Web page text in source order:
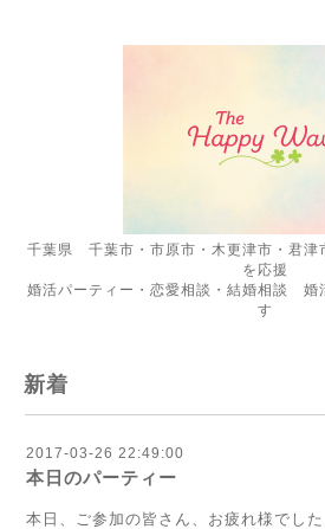
千葉県 千葉市・市原市・木更津市・君津
を応援
婚活パーティー・恋愛相談・結婚相談 婚
す
新着
2017-03-26 22:49:00
本日のパーティー
本日、ご参加の皆さん、お疲れ様でした